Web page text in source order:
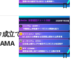
立で1.185ドルを狙う